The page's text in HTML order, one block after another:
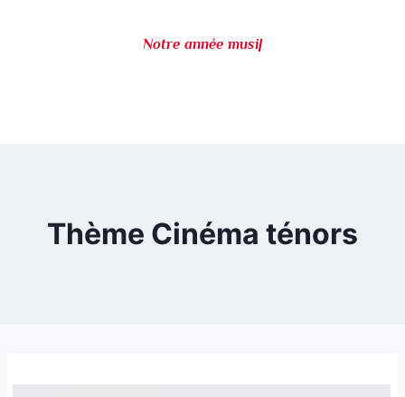
Notre année music|
Thème Cinéma ténors